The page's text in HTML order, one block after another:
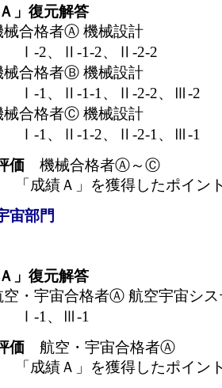
」復元解答
合格者Ⓐ 機械設計
、Ⅱ-1-2、Ⅱ-2-2
合格者Ⓑ 機械設計
、Ⅱ-1-1、Ⅱ-2-2、Ⅲ-2
合格者Ⓒ 機械設計
、Ⅱ-1-2、Ⅱ-2-1、Ⅲ-1
価 機械合格者Ⓐ～Ⓒ
績Ａ」を獲得したポイン
宙部門
」復元解答
・宇宙合格者Ⓐ 航空宇宙シス
、Ⅲ-1
価 航空・宇宙合格者Ⓐ
績Ａ」を獲得したポイン